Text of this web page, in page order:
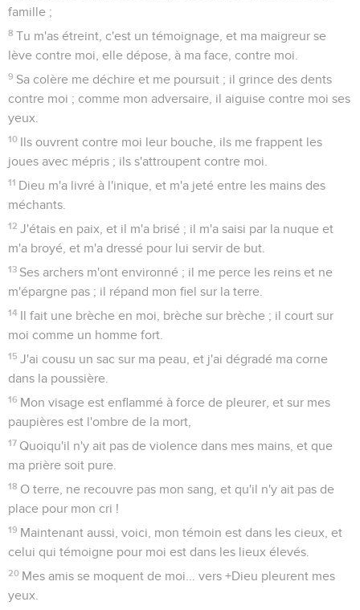
famille ;
8 Tu m'as étreint, c'est un témoignage, et ma maigreur se
lève contre moi, elle dépose, à ma face, contre moi.
9 Sa colère me déchire et me poursuit ; il grince des dents
contre moi ; comme mon adversaire, il aiguise contre moi ses
yeux.
10 Ils ouvrent contre moi leur bouche, ils me frappent les
joues avec mépris ; ils s'attroupent contre moi.
11 Dieu m'a livré à l'inique, et m'a jeté entre les mains des
méchants.
12 J'étais en paix, et il m'a brisé ; il m'a saisi par la nuque et
m'a broyé, et m'a dressé pour lui servir de but.
13 Ses archers m'ont environné ; il me perce les reins et ne
m'épargne pas ; il répand mon fiel sur la terre.
14 Il fait une brèche en moi, brèche sur brèche ; il court sur
moi comme un homme fort.
15 J'ai cousu un sac sur ma peau, et j'ai dégradé ma corne
dans la poussière.
16 Mon visage est enflammé à force de pleurer, et sur mes
paupières est l'ombre de la mort,
17 Quoiqu'il n'y ait pas de violence dans mes mains, et que
ma prière soit pure.
18 O terre, ne recouvre pas mon sang, et qu'il n'y ait pas de
place pour mon cri !
19 Maintenant aussi, voici, mon témoin est dans les cieux, et
celui qui témoigne pour moi est dans les lieux élevés.
20 Mes amis se moquent de moi... vers +Dieu pleurent mes
yeux.